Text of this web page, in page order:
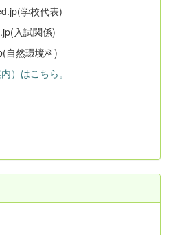
学校代表)
入試関係)
自然環境科)
）はこちら。